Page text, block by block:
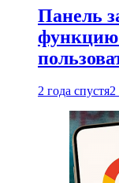
Панель
функцию
2 года спустя2